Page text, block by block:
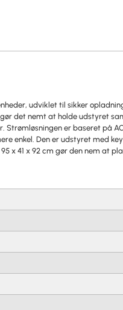
udviklet til sikker
det nemt at holde udstyret
Strømløsningen er baseret på
enkel. Den er udstyret med
x 41 x 92 cm gør den nem at